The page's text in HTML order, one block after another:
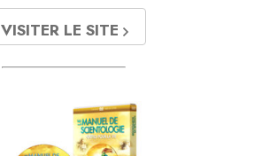
VISITER LE SITE